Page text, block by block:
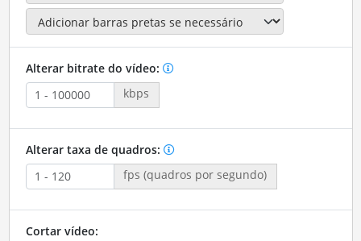
Alterar bitrate do vídeo:
kbps
Alterar taxa de quadros:
fps (quadros por segundo)
Cortar vídeo: